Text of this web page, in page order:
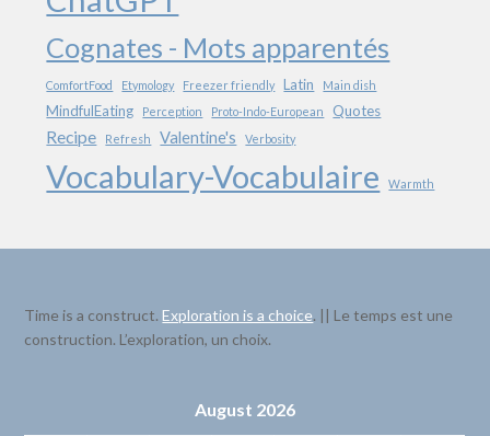
Cognates - Mots apparentés
ComfortFood Etymology Freezer friendly Latin Main dish
MindfulEating Perception Proto-Indo-European Quotes
Recipe Refresh Valentine's Verbosity
Vocabulary-Vocabulaire Warmth
Time is a construct.Exploration is a choice. || Le temps est une
construction. L’exploration, un choix.
August 2026